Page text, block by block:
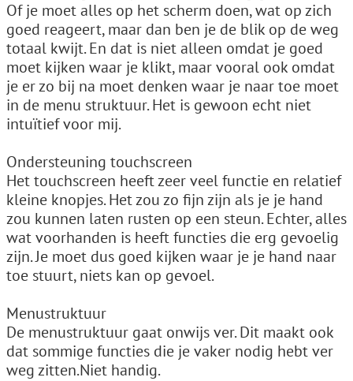
Of je moet alles op het scherm doen, wat op zich
goed reageert, maar dan ben je de blik op de weg
totaal kwijt. En dat is niet alleen omdat je goed
moet kijken waar je klikt, maar vooral ook omdat
je er zo bij na moet denken waar je naar toe moet
in de menu struktuur. Het is gewoon echt niet
intuïtief voor mij.
Ondersteuning touchscreen
Het touchscreen heeft zeer veel functie en relatief
kleine knopjes. Het zou zo fijn zijn als je je hand
zou kunnen laten rusten op een steun. Echter, alles
wat voorhanden is heeft functies die erg gevoelig
zijn. Je moet dus goed kijken waar je je hand naar
toe stuurt, niets kan op gevoel.
Menustruktuur
De menustruktuur gaat onwijs ver. Dit maakt ook
dat sommige functies die je vaker nodig hebt ver
weg zitten.Niet handig.